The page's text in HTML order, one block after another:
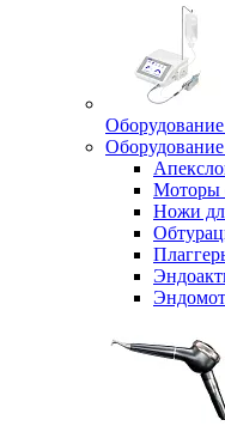
Моторы
Ножи